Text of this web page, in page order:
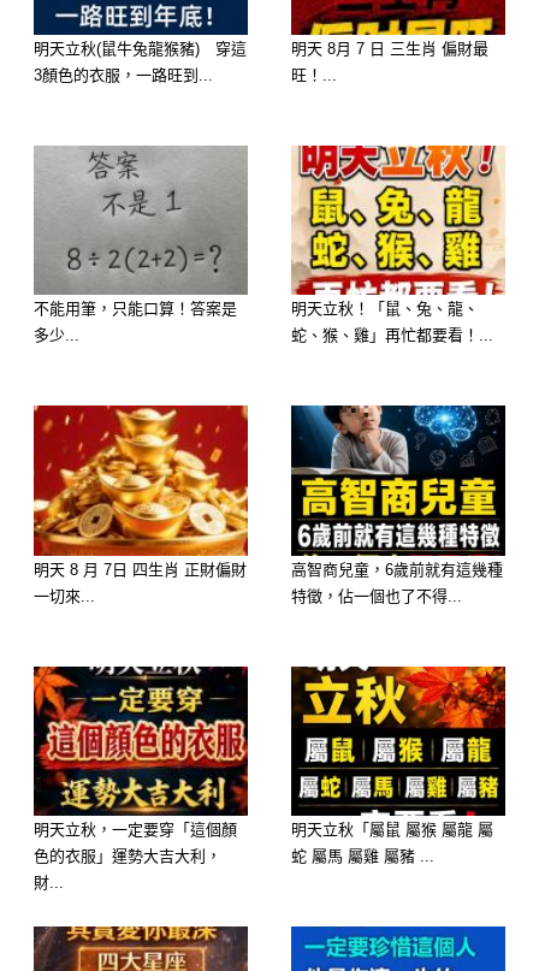
四、出現反常後怎麼辦？
面對這些徵兆，最重要的是採取行動而
己的心境。
把屋子清理乾淨，把陽光與清新空氣引
進來。其次，與家人坦誠溝通。用溫和
的方式談論未完成的話題，表達未盡的
愛與感激。最後，修復關係，懺悔過去
福與祝願可以讓即將離去者安慰地步入
生命的終點，也讓身邊的親人以無憾的
態度繼續生活。
面對這些徵兆，不該是受驚的恐懼，而
是一次愛的覺醒。珍惜對自己與家人的
們擺脫對未知的恐懼，在溫暖與理解中
明天立秋(鼠牛兔龍猴豬) 穿這
3顏色的衣服，一路旺到...
明天 8月 7 日 三生肖 偏財最
旺！...
不能用筆，只能口算！答案是
多少...
明天立秋！「鼠、兔、龍、
蛇、猴、雞」再忙都要看！...
明天 8 月 7日 四生肖 正財偏財
一切來...
高智商兒童，6歲前就有這幾種
特徵，佔一個也了不得...
明天立秋，一定要穿「這個顏
色的衣服」運勢大吉大利，
財...
明天立秋「屬鼠 屬猴 屬龍 屬
蛇 屬馬 屬雞 屬豬 ...